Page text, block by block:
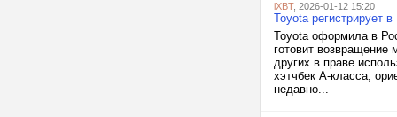
iXBT, 2026-01-12 15:20
Toyota регистрирует
Toyota оформила в
готовит
других в праве
хэтчбек A-класса,
недавно...